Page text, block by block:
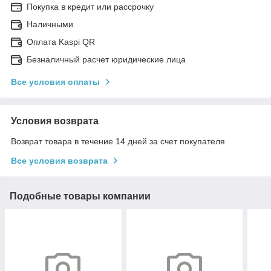
Покупка в кредит или рассрочку
Наличными
Оплата Kaspi QR
Безналичный расчет юридические лица
Все условия оплаты
Условия возврата
Возврат товара в течение 14 дней за счет покупателя
Все условия возврата
Подобные товары компании